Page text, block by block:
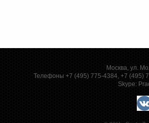
Москва, ул.
Телефоны +7 (495) 775-4384, +7 (495)
Skype: